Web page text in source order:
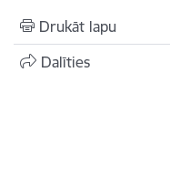
Drukāt lapu
Dalīties